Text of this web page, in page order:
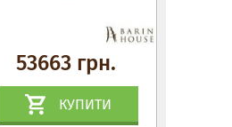
53663 грн.
КУПИТИ